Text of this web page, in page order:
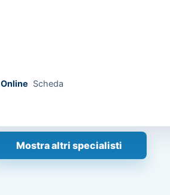
Online Scheda
Mostra altri specialisti